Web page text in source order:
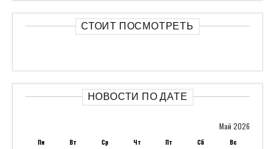
СТОИТ ПОСМОТРЕТЬ
НОВОСТИ ПО ДАТЕ
Май 2026
Пн Вт Ср Чт Пт Сб Вс